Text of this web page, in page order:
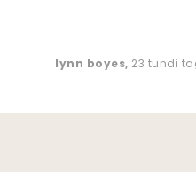
lynn boyes, 23 tundi